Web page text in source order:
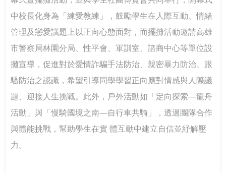
中校長化身為「練愛教練」，鼓勵學生在人際互動、情緒
管理及戀愛議題上以正向心態面對，而擺攤活動邀請高雄
市警察局林園分局、性平會、軍訓室、諮商中心等單位設
攤宣導，促進對於愛情詐騙手法防治、親密暴力防治、跟
騷防治之認識，希望引導同學學習正向應對情感與人際議
題、迎接人生挑戰。此外，戶外活動如「定向探索—龍舟
活動」與「慢騎國境之南—自行車共騎」，透過團隊合作
與體能挑戰，幫助學生在實 體互動中建立自信並紓解壓
力。